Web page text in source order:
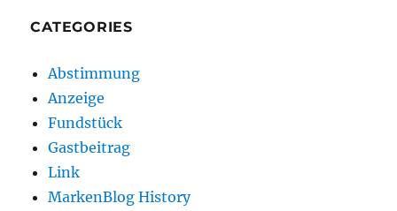
CATEGORIES
Abstimmung
Anzeige
Fundstück
Gastbeitrag
Link
MarkenBlog History